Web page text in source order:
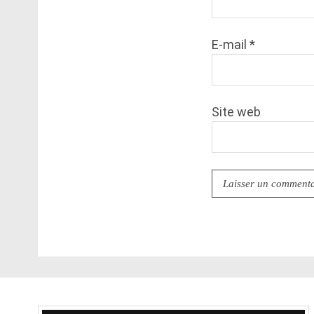
E-mail *
Site web